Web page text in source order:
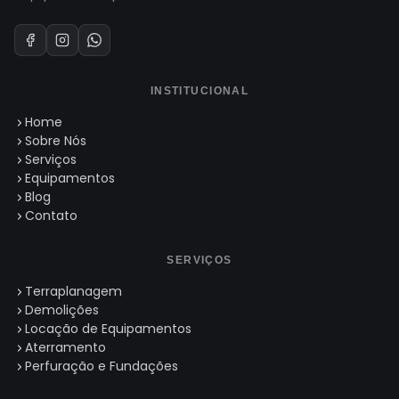
INSTITUCIONAL
Home
Sobre Nós
Serviços
Equipamentos
Blog
Contato
SERVIÇOS
Terraplanagem
Demolições
Locação de Equipamentos
Aterramento
Perfuração e Fundações